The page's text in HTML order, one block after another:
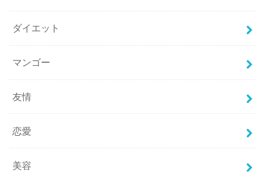
ダイエット
マンゴー
友情
恋愛
美容